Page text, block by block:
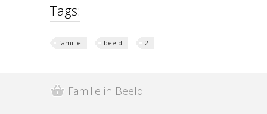
Tags:
familie beeld 2
Familie in Beeld